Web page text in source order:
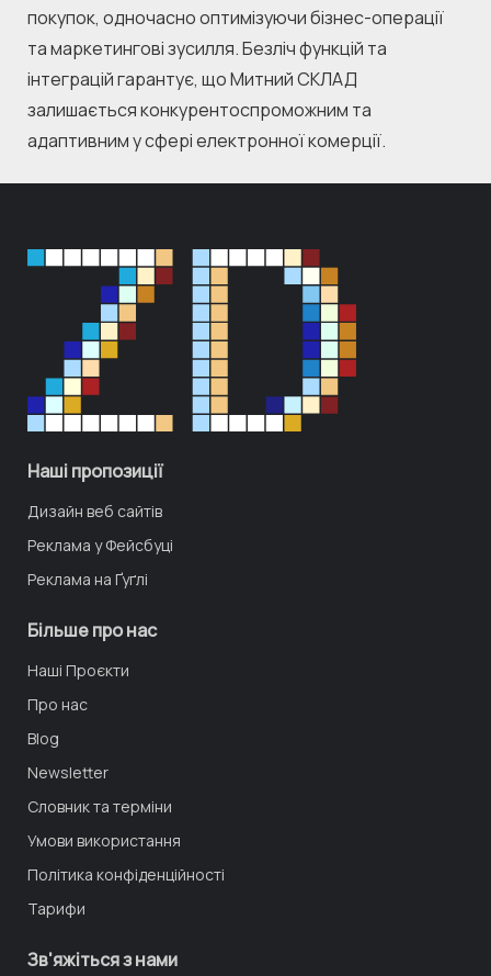
покупок, одночасно оптимізуючи бізнес-операції
та маркетингові зусилля. Безліч функцій та
інтеграцій гарантує, що Митний СКЛАД
залишається конкурентоспроможним та
адаптивним у сфері електронної комерції.
Наші пропозиції
Дизайн веб сайтів
Реклама у Фейсбуці
Реклама на Ґуґлі
Більше про нас
Наші Проєкти
Про нас
Blog
Newsletter
Словник та терміни
Умови використання
Політика конфіденційності
Тарифи
Зв'яжіться з нами